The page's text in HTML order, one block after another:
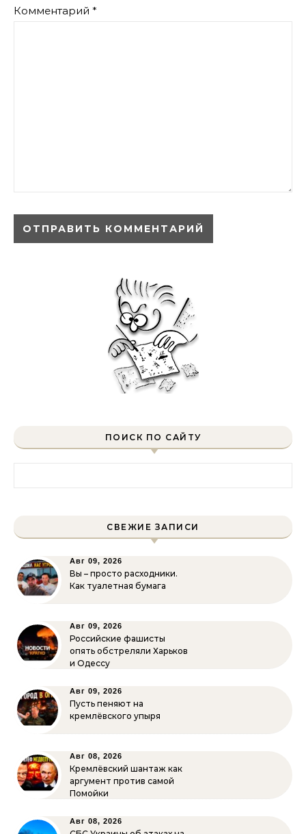
Комментарий *
ПОИСК ПО САЙТУ
СВЕЖИЕ ЗАПИСИ
Авг 09, 2026
Вы – просто расходники.
Как туалетная бумага
Авг 09, 2026
Российские фашисты
опять обстреляли Харьков
и Одессу
Авг 09, 2026
Пусть пеняют на
кремлёвского упыря
Авг 08, 2026
Кремлёвский шантаж как
аргумент против самой
Помойки
Авг 08, 2026